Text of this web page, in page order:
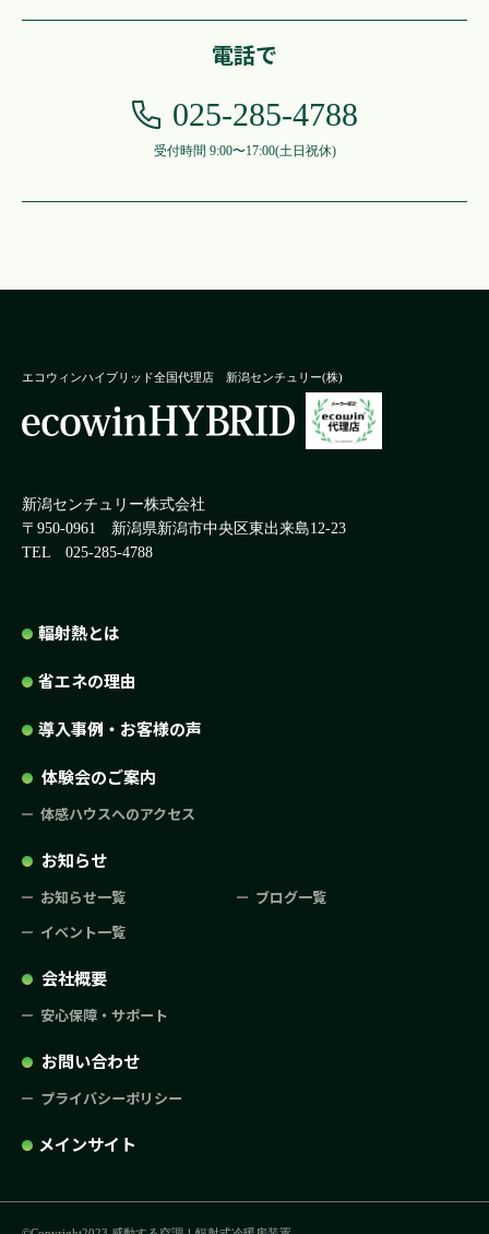
電話で
025-285-4788
受付時間 9:00〜17:00(土日祝休)
エコウィンハイブリッド全国代理店 新潟センチュリー(株)
新潟センチュリー株式会社
〒950-0961 新潟県新潟市中央区東出来島12-23
TEL 025-285-4788
輻射熱とは
省エネの理由
導入事例・お客様の声
体験会のご案内
体感ハウスへのアクセス
お知らせ
お知らせ一覧
ブログ一覧
イベント一覧
会社概要
安心保障・サポート
お問い合わせ
プライバシーポリシー
メインサイト